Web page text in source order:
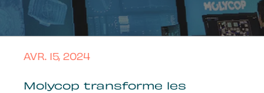
AVR. 15, 2024
Molycop transforme les